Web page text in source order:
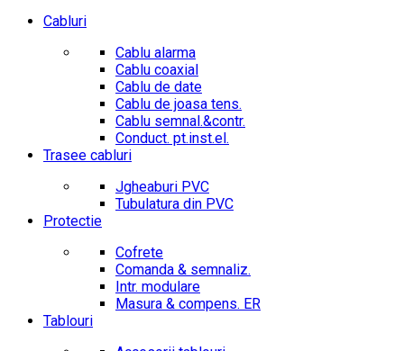
Cabluri
Cablu alarma
Cablu coaxial
Cablu de date
Cablu de joasa tens.
Cablu semnal.&contr.
Conduct. pt.inst.el.
Trasee cabluri
Jgheaburi PVC
Tubulatura din PVC
Protectie
Cofrete
Comanda & semnaliz.
Intr. modulare
Masura & compens. ER
Tablouri